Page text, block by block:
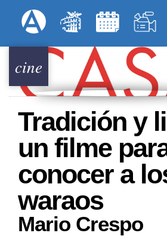
al
principal
Menú Superior
cine
Tradición y
un filme
conocer a
waraos
Mario Crespo